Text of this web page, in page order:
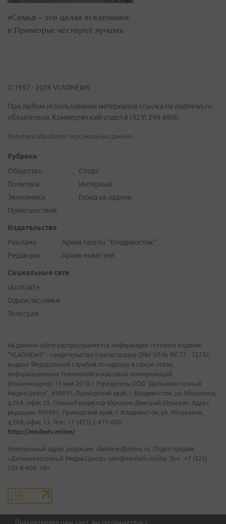
Просматривая наш сайт, вы соглашаетесь с
«Семья – это целая вселенная»:
в Приморье чествуют лучших
© 1997 - 2026 VLADNEWS
При любом использовании материалов ссылка на vladnews.ru
обязательна. Коммерческий отдел 8 (423) 249-8800
Политика обработки персональных данных
Рубрики
Общество
Политика
Экономика
Происшествия
Спорт
Интервью
Город на ладони
Издательство
Реклама
Редакция
Архив газеты "Владивосток"
Архив новостей
Социальные сети
vkontakte
Одноклассники
Телеграм
На данном сайте распространяется информация сетевого издания
"VLADNEWS" - свидетельство о регистрации СМИ ЭЛ № ФС 77 - 72742,
выдано Федеральной службой по надзору в сфере связи,
информационных технологий и массовых коммуникаций
(Роскомнадзор) 17 мая 2018 г. Учредитель ООО "Дальневосточный
Медиа Центр". 690091, Приморский край, г. Владивосток, ул. Уборевича,
д.20А, офис 13. Главный редактор Юркевич Дмитрий Юрьевич. Адрес
редакции: 690091, Приморский край, г. Владивосток, ул. Уборевича,
д.20А, офис 13. Тел.: +7 (423) 2-415-600.
https://mediadv.online/
Электронный адрес редакции: vladnews@inbox.ru. Отдел продаж
«Дальневосточный Медиа Центр» sale@mediadv.online. Тел.: +7 (423)
249-8-800. 18+